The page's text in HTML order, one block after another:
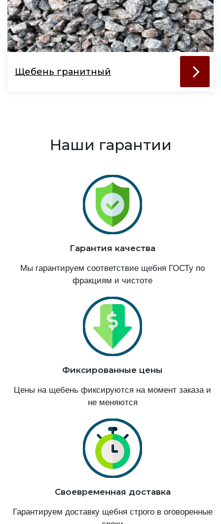
Щебень гранитный
Наши гарантии
Гарантия качества
Мы гарантируем соответствие щебня ГОСТу по
фракциям и чистоте
Фиксированные цены
Цены на щебень фиксируются на момент заказа и
не меняются
Своевременная доставка
Гарантируем доставку щебня строго в оговоренные